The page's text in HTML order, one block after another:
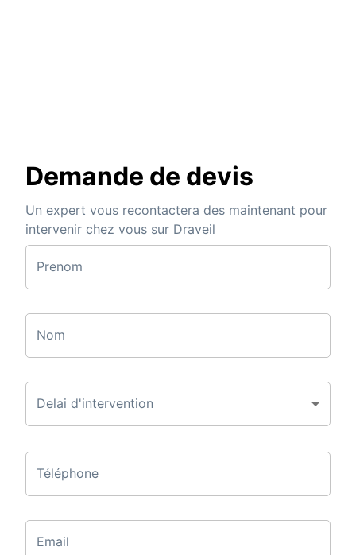
Demande de devis
Un expert vous recontactera des maintenant pour
intervenir chez vous sur Draveil
Prenom
Nom
Delai d'intervention
Téléphone
Email